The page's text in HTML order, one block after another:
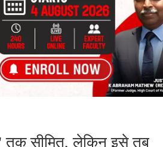
तक सीमित, लेकिन इसे तब